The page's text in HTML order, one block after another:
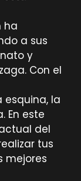
ha
a sus
y
Con el
esquina, la
En este
del
tus
mejores